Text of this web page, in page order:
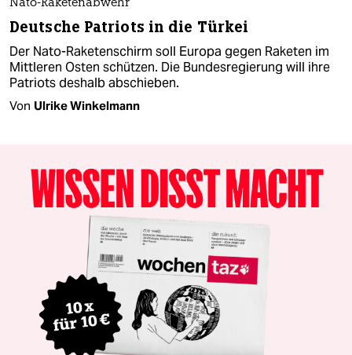
Nato-Raketenabwehr
Deutsche Patriots in die Türkei
Der Nato-Raketenschirm soll Europa gegen Raketen im
Mittleren Osten schützen. Die Bundesregierung will ihre
Patriots deshalb abschieben.
Von Ulrike Winkelmann